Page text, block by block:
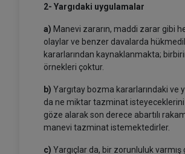
2- Yargıdaki uygulamalar
a) Manevi zararın, maddi zarar gibi
olaylar ve benzer davalarda
kararlarından kaynaklanmakta;
örnekleri çoktur.
b) Yargıtay bozma kararlarındaki ve
da ne miktar tazminat
göze alarak son derece abartılı
manevi tazminat istemektedirler.
c) Yargıçlar da, bir zorunluluk